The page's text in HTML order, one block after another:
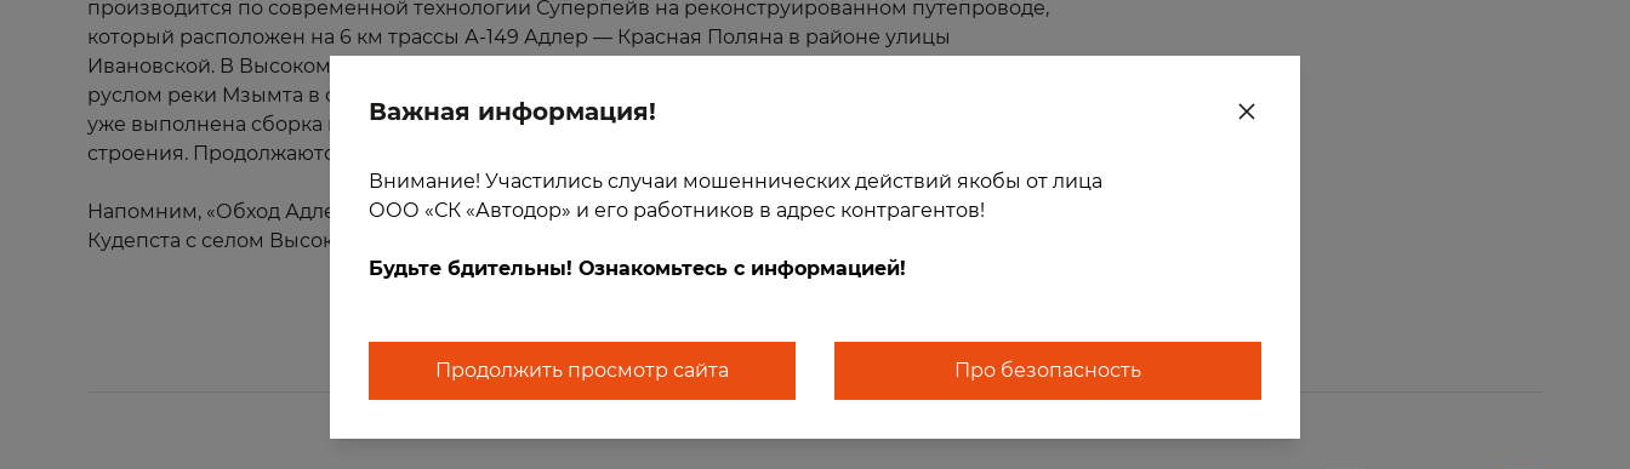
производится по современной технологии Суперпейв на реконструированном путепроводе,
который расположен на 6 км трассы А-149 Адлер — Красная Поляна в районе улицы
Ивановской. В Высоком приступили к сооружению надземной части разворотной петли над
руслом реки Мзымта в составе будущей развязки с восточной стороны обхода Адлера. Здесь
уже выполнена сборка мостовых конструкций для бетонирования первого пролетного
строения. Продолжаются работы и на других участках.
Напомним, «Обход Адлера» станет частью трассы от М-4 «Дон» до Сочи и соединит поселок
Кудепста с селом Высокое.
Важная информация!
Внимание! Участились случаи мошеннических действий якобы от лица
ООО «СК «Автодор» и его работников в адрес контрагентов!
Будьте бдительны! Ознакомьтесь с информацией!
Продолжить просмотр сайта Про безопасность